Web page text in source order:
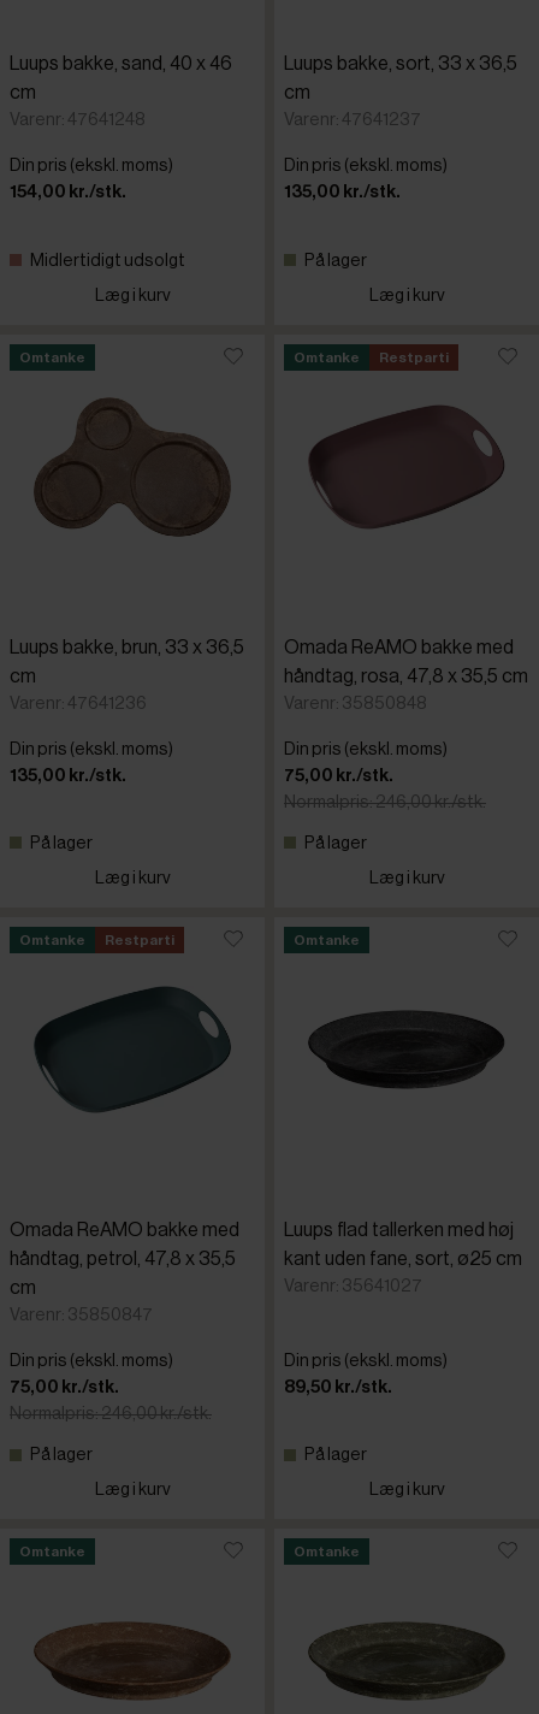
Luups bakke, sand, 40 x 46
cm
Varenr: 47641248
Din pris (ekskl. moms)
154,00 kr./stk.
Midlertidigt udsolgt
Læg i kurv
Luups bakke, sort, 33 x 36,5
cm
Varenr: 47641237
Din pris (ekskl. moms)
135,00 kr./stk.
På lager
Læg i kurv
Omtanke
Luups bakke, brun, 33 x 36,5
cm
Varenr: 47641236
Din pris (ekskl. moms)
135,00 kr./stk.
På lager
Læg i kurv
Omtanke Restparti
Omada ReAMO bakke med
håndtag, rosa, 47,8 x 35,5 cm
Varenr: 35850848
Din pris (ekskl. moms)
75,00 kr./stk.
Normalpris: 246,00 kr./stk.
På lager
Læg i kurv
Omtanke Restparti
Omada ReAMO bakke med
håndtag, petrol, 47,8 x 35,5
cm
Varenr: 35850847
Din pris (ekskl. moms)
75,00 kr./stk.
Normalpris: 246,00 kr./stk.
På lager
Læg i kurv
Omtanke
Luups flad tallerken med høj
kant uden fane, sort, ø25 cm
Varenr: 35641027
Din pris (ekskl. moms)
89,50 kr./stk.
På lager
Læg i kurv
Omtanke Omtanke